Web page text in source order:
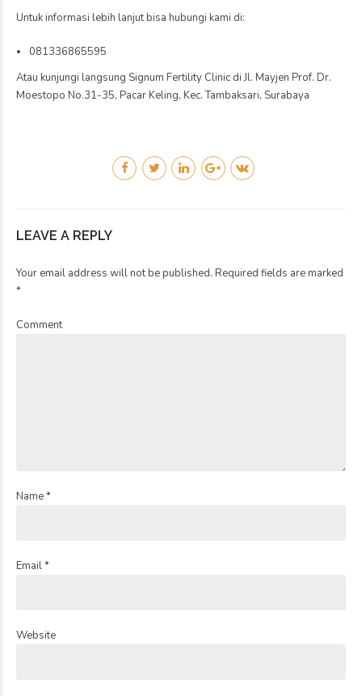
Untuk informasi lebih lanjut bisa hubungi kami di:
081336865595
Atau kunjungi langsung Signum Fertility Clinic di Jl. Mayjen Prof. Dr.
Moestopo No.31-35, Pacar Keling, Kec. Tambaksari, Surabaya
LEAVE A REPLY
Your email address will not be published. Required fields are marked
*
Comment
Name *
Email *
Website